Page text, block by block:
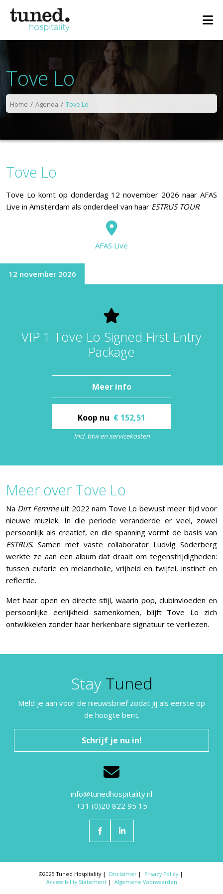
Tove Lo
Home Agenda Tove Lo
Tove Lo
Tove Lo komt op donderdag 12 november 2026 naar AFAS
Live in Amsterdam als onderdeel van haar ESTRUS TOUR.
AFAS Live
12 november 2026
VIP 1 Tove Lo Signed First Entry
Package
Meer info
Koop nu € 152,51
Incl. btw en servicekosten
Meer over Tove Lo
Na Dirt Femmeuit 2022 nam Tove Lo bewust meer tijd voor
nieuwe muziek. In die periode veranderde er veel, zowel
persoonlijk als creatief, en die spanning vormt de basis van
ESTRUS. Samen met vaste collaborator Ludvig Söderberg
werkte ze aan een album dat draait om tegenstrijdigheden:
tussen euforie en melancholie, vrijheid en twijfel, instinct en
reflectie.
Met haar open en directe stijl, waarin pop, clubinvloeden en
persoonlijke eerlijkheid samenkomen, blijft Tove Lo zich
ontwikkelen zonder haar herkenbare signatuur te verliezen.
StayTuned
Meld je aan voor de nieuwsbrief zodat jij als eerste op
de hoogte bent.
Schrijf je nu in!
info@tunedhospitality.nl
+31 (0)20 822 95 15
©2025 Tuned Hospitality Disclaimer
Privacy Policy
Accessibility Statement
Algemene Voorwaarden